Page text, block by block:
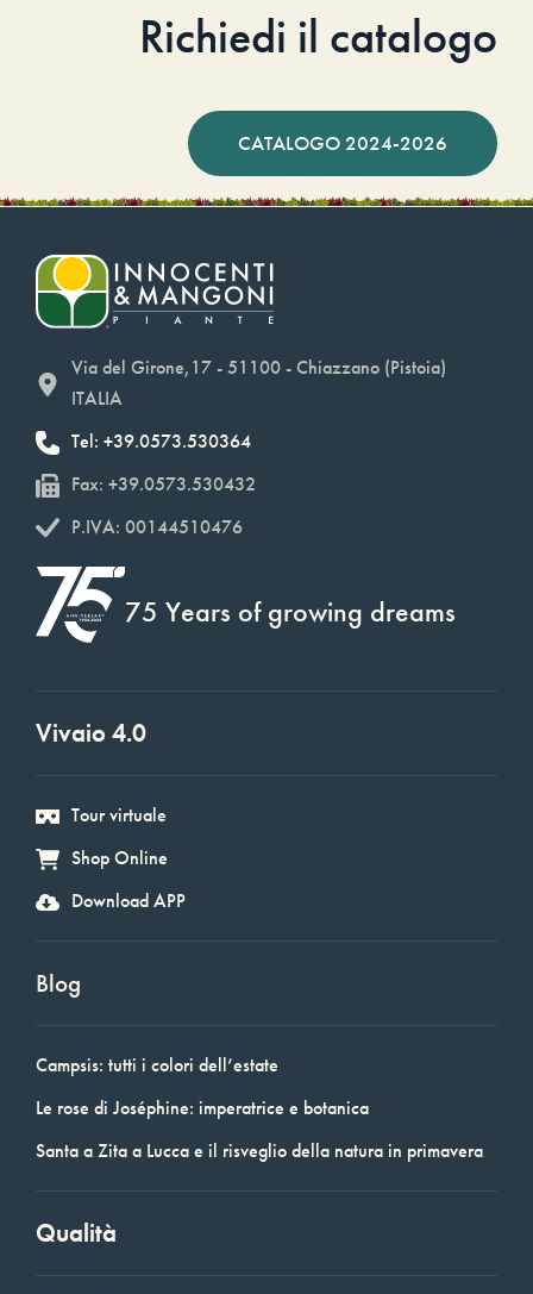
Richiedi il catalogo
CATALOGO 2024-2026
Via del Girone,17 - 51100 - Chiazzano (Pistoia)
ITALIA
Tel: +39.0573.530364
Fax: +39.0573.530432
P.IVA: 00144510476
75 Years of growing dreams
Vivaio 4.0
Tour virtuale
Shop Online
Download APP
Blog
Campsis: tutti i colori dell’estate
Le rose di Joséphine: imperatrice e botanica
Santa a Zita a Lucca e il risveglio della natura in primavera
Qualità